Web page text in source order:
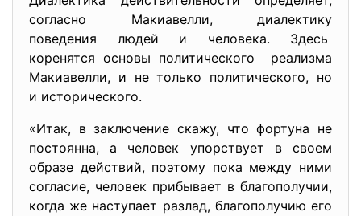
согласно Макиавелли, диалектику
поведения людей и человека. Здесь
коренятся основы политического реализма
Макиавелли, и не только политического, но
и исторического.
«Итак, в заключение скажу, что фортуна не
постоянна, а человек упорствует в своем
образе действий, поэтому пока между ними
согласие, человек прибывает в благополучии,
когда же наступает разлад, благополучию его